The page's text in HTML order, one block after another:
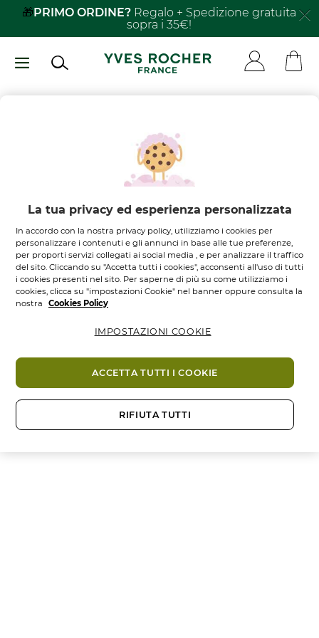
Salta
principale
🎁PRIMO ORDINE? Regalo + Spedizione gratuita
sopra i 35€!
Lasciati ispirare
SCOPRI I NOSTRI PRODOTTI
La tua privacy ed esperienza personalizzata
In accordo con la nostra privacy policy, utilizziamo i cookies per
personalizzare i contenuti e gli annunci in base alle tue preferenze,
per proporti servizi collegati ai social media , e per analizzare il traffico
del sito. Cliccando su "Accetta tutti i cookies", acconsenti all'uso di tutti
i cookies presenti nel sito. Per saperne di più su come utilizziamo i
cookies, clicca su "impostazioni Cookie" nel banner oppure consulta la
nostra
Cookies Policy
RIFIUTA TUTTI
ACCETTA TUTTI I COOKIE
IMPOSTAZIONI COOKIE